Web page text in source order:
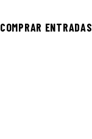
COMPRAR ENTRADAS